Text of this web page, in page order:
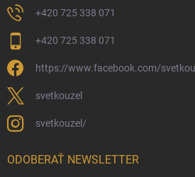
+420 725 338 071
+420 725 338 071
https://www.facebook.com/
svetkouzel
svetkouzel/
ODOBERAŤ NEWSLETTER